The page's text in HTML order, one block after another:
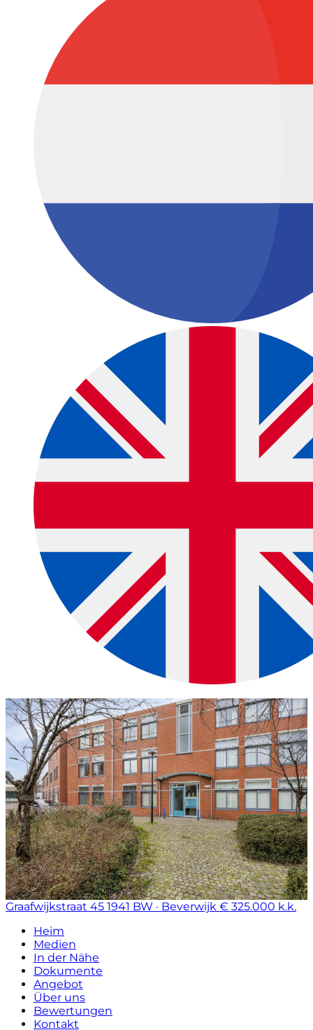
Graafwijkstraat 45 1941 BW · Beverwijk € 325.000 k.k.
Heim
Medien
In der Nähe
Dokumente
Angebot
Über uns
Bewertungen
Kontakt